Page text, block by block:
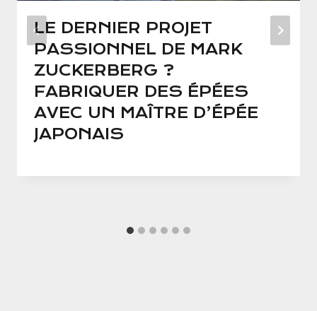
LE DERNIER PROJET
PASSIONNEL DE MARK
ZUCKERBERG ?
FABRIQUER DES ÉPÉES
AVEC UN MAÎTRE D’ÉPÉE
JAPONAIS